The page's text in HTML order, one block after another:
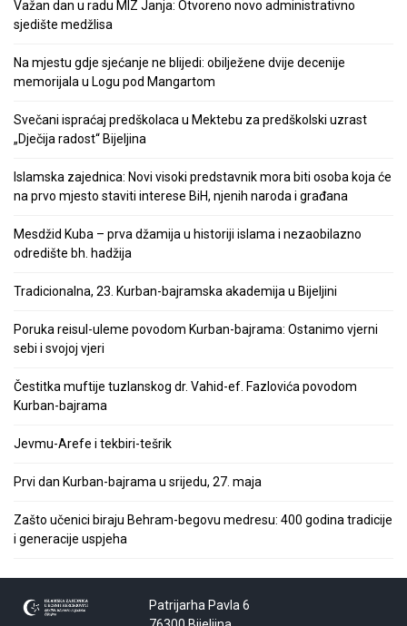
Važan dan u radu MIZ Janja: Otvoreno novo administrativno
sjedište medžlisa
Na mjestu gdje sjećanje ne blijedi: obilježene dvije decenije
memorijala u Logu pod Mangartom
Svečani ispraćaj predškolaca u Mektebu za predškolski uzrast
„Dječija radost“ Bijeljina
Islamska zajednica: Novi visoki predstavnik mora biti osoba koja će
na prvo mjesto staviti interese BiH, njenih naroda i građana
Mesdžid Kuba – prva džamija u historiji islama i nezaobilazno
odredište bh. hadžija
Tradicionalna, 23. Kurban-bajramska akademija u Bijeljini
Poruka reisul-uleme povodom Kurban-bajrama: Ostanimo vjerni
sebi i svojoj vjeri
Čestitka muftije tuzlanskog dr. Vahid-ef. Fazlovića povodom
Kurban-bajrama
Jevmu-Arefe i tekbiri-tešrik
Prvi dan Kurban-bajrama u srijedu, 27. maja
Zašto učenici biraju Behram-begovu medresu: 400 godina tradicije
i generacije uspjeha
Patrijarha Pavla 6